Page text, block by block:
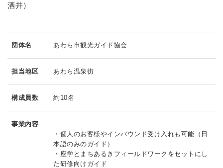
酒井）
団体名 あわら市観光ガイド協会
担当地区 あわら温泉街
構成員数 約10名
事業内容
・個人のお客様やインバウンド受け入れも可能（日
本語のみのガイド）
・座学とまちあるきフィールドワークをセットにし
た研修向けガイド